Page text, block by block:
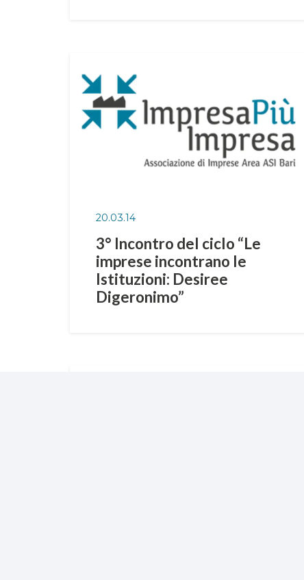
20.03.14
3° Incontro del ciclo “Le
imprese incontrano le
Istituzioni: Desiree
Digeronimo”